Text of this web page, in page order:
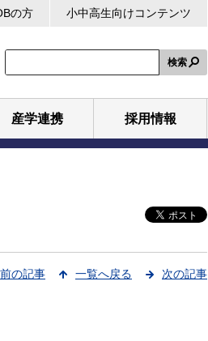
の方 小中高生向けコンテンツ
検索
産学連携 採用情報
前の記事 一覧へ戻る 次の記事